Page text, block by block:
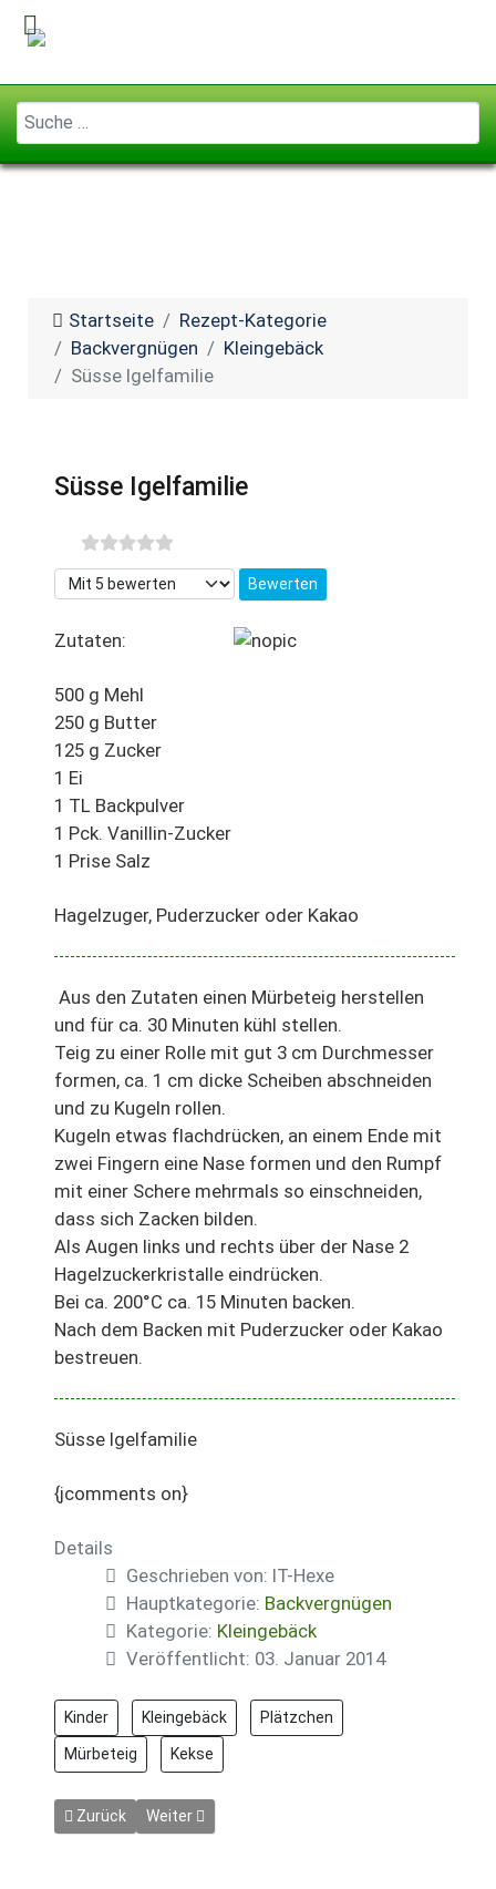
Startseite
Rezept-Kategorie
Backvergnügen
Kleingebäck
Süsse Igelfamilie
Süsse Igelfamilie
Bitte bewerten
Zutaten:
500 g Mehl
250 g Butter
125 g Zucker
1 Ei
1 TL Backpulver
1 Pck. Vanillin-Zucker
1 Prise Salz
Hagelzuger, Puderzucker oder Kakao
Aus den Zutaten einen Mürbeteig herstellen
und für ca. 30 Minuten kühl stellen.
Teig zu einer Rolle mit gut 3 cm Durchmesser
formen, ca. 1 cm dicke Scheiben abschneiden
und zu Kugeln rollen.
Kugeln etwas flachdrücken, an einem Ende mit
zwei Fingern eine Nase formen und den Rumpf
mit einer Schere mehrmals so einschneiden,
dass sich Zacken bilden.
Als Augen links und rechts über der Nase 2
Hagelzuckerkristalle eindrücken.
Bei ca. 200°C ca. 15 Minuten backen.
Nach dem Backen mit Puderzucker oder Kakao
bestreuen.
Süsse Igelfamilie
{jcomments on}
Details
Geschrieben von: IT-Hexe
Hauptkategorie: Backvergnügen
Kategorie: Kleingebäck
Veröffentlicht: 03. Januar 2014
Kinder Kleingebäck Plätzchen
Mürbeteig Kekse
Vorheriger Beitrag: Streuselplätzchen mit Pflaumenmus
Zurück Nächster Beitrag: Tigerschnitten
Weiter